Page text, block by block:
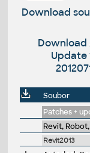
Download
Download
Update
Soubor
Patches +
Revit,
Revit2013